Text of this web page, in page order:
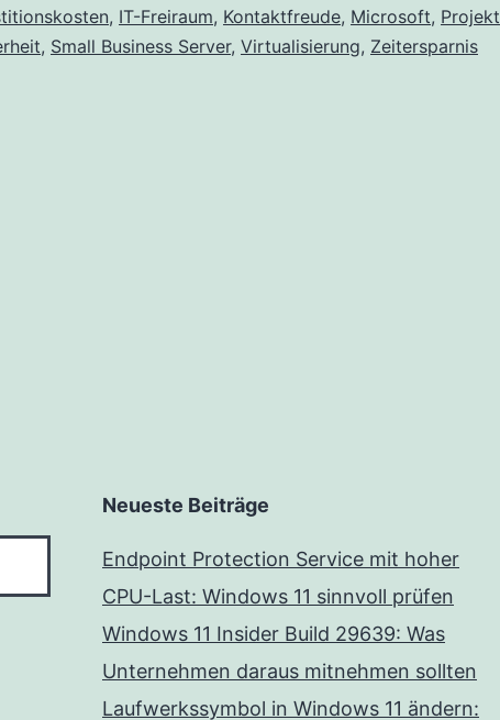
, IT-Freiraum, Kontaktfreude, Microsoft, Projekt
, Small Business Server, Virtualisierung, Zeitersparnis
Neueste Beiträge
Endpoint Protection Service mit hoher
CPU-Last: Windows 11 sinnvoll prüfen
Windows 11 Insider Build 29639: Was
Unternehmen daraus mitnehmen sollten
Laufwerkssymbol in Windows 11 ändern: